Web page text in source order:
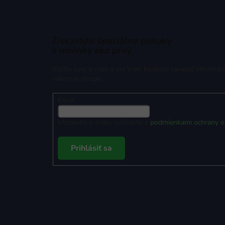
podmienkami ochrany
Prihlásiť sa